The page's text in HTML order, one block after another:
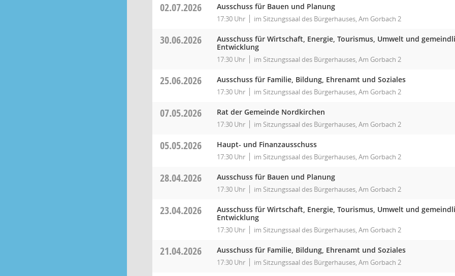
02.07.2026 Ausschuss für Bauen und Planung
17:30 Uhr im Sitzungssaal des Bürgerhauses, Am Gorbach 2
30.06.2026
Ausschuss für Wirtschaft, Energie, Tourismus, Umwelt und
Entwicklung
17:30 Uhr im Sitzungssaal des Bürgerhauses, Am Gorbach 2
25.06.2026 Ausschuss für Familie, Bildung, Ehrenamt und Soziales
17:30 Uhr im Sitzungssaal des Bürgerhauses, Am Gorbach 2
07.05.2026 Rat der Gemeinde Nordkirchen
17:30 Uhr im Sitzungssaal des Bürgerhauses, Am Gorbach 2
05.05.2026 Haupt- und Finanzausschuss
17:30 Uhr im Sitzungssaal des Bürgerhauses, Am Gorbach 2
28.04.2026 Ausschuss für Bauen und Planung
17:30 Uhr im Sitzungssaal des Bürgerhauses, Am Gorbach 2
23.04.2026
Ausschuss für Wirtschaft, Energie, Tourismus, Umwelt und
Entwicklung
17:30 Uhr im Sitzungssaal des Bürgerhauses, Am Gorbach 2
21.04.2026 Ausschuss für Familie, Bildung, Ehrenamt und Soziales
17:30 Uhr im Sitzungssaal des Bürgerhauses, Am Gorbach 2